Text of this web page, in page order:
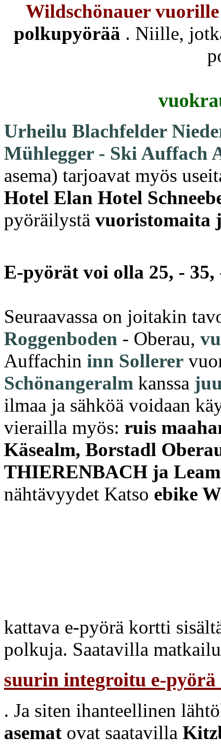
Wildschönauer vuorille
polkupyörää . Niille,
Urheilu Blachfelder
Mühlegger - Ski Auffach
asema) tarjoavat myös
Hotel Elan Hotel
pyöräilystä vuoristomaita
E-pyörät voi olla 25, -
Seuraavassa on joitakin
Roggenboden - Oberau,
Auffachin inn Sollerer
Schönangeralm kanssa
ilmaa ja sähköä voidaan
vierailla myös: ruis
Käsealm, Borstadl
THIERENBACH ja
nähtävyydet Katso ebike
kattava e-pyörä kortti
polkuja. Saatavilla
suurin integroitu e-pyörä
. Ja siten ihanteellinen
asemat ovat saatavilla